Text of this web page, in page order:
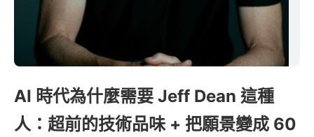
AI 時代為什麼需要 Jeff Dean 這種
人：超前的技術品味 + 把願景變成 60